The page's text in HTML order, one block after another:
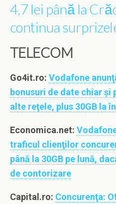
4,7 lei până la
continua
TELECOM
Go4it.ro: Vodafone
bonusuri de date chiar
alte reţele, plus 30GB la
Economica.net:
traficul clienţilor
până la 30GB pe lună,
de contorizare
Capital.ro: Concurenţa: